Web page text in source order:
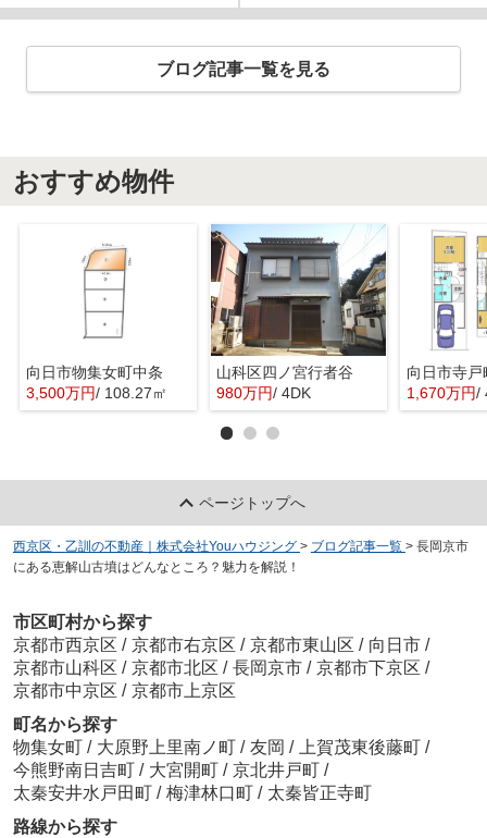
ブログ記事一覧を見る
おすすめ物件
向日市物集女町中条
3,500万円/ 108.27㎡
山科区四ノ宮行者谷
980万円/ 4DK
向日市寺戸
1,670万円/
ページトップへ
西京区・乙訓の不動産｜株式会社Youハウジング > ブログ記事一覧 > 長岡京市
にある恵解山古墳はどんなところ？魅力を解説！
市区町村から探す
京都市西京区 / 京都市右京区 / 京都市東山区 / 向日市 /
京都市山科区 / 京都市北区 / 長岡京市 / 京都市下京区 /
京都市中京区 / 京都市上京区
町名から探す
物集女町 / 大原野上里南ノ町 / 友岡 / 上賀茂東後藤町 /
今熊野南日吉町 / 大宮開町 / 京北井戸町 /
太秦安井水戸田町 / 梅津林口町 / 太秦皆正寺町
路線から探す